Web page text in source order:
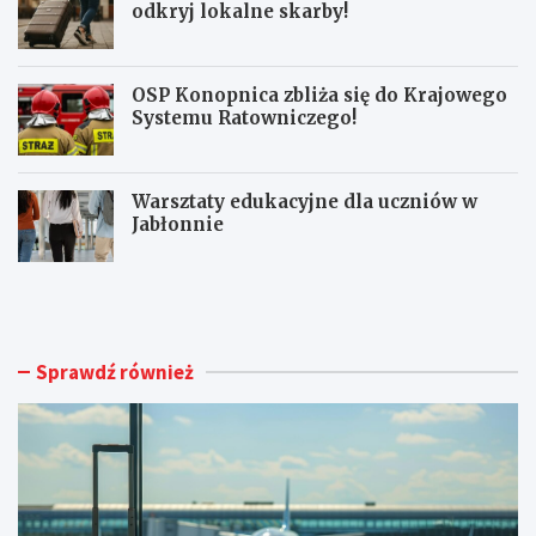
odkryj lokalne skarby!
OSP Konopnica zbliża się do Krajowego
Systemu Ratowniczego!
Warsztaty edukacyjne dla uczniów w
Jabłonnie
L
n
i
p
r
t
L
o
a
y
a
g
Sprawdź również